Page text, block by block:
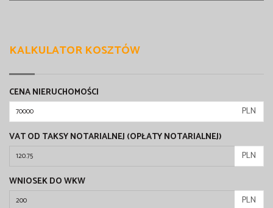
KALKULATOR KOSZTÓW
CENA NIERUCHOMOŚCI
PLN
VAT OD TAKSY NOTARIALNEJ (OPŁATY NOTARIALNEJ)
PLN
WNIOSEK DO WKW
PLN